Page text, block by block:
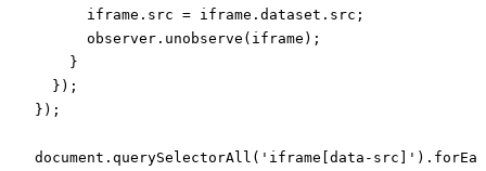
      iframe.src = iframe.dataset.src;
      observer.unobserve(iframe);
    }
  });
});
document.querySelectorAll('iframe[data-